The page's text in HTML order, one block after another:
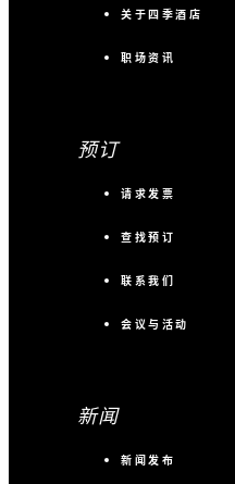
关于四季酒店
职场资讯
预订
请求发票
查找预订
联系我们
会议与活动
新闻
新闻发布